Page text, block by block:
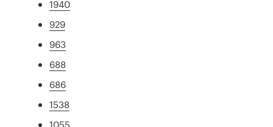
1940
929
963
688
686
1538
1055